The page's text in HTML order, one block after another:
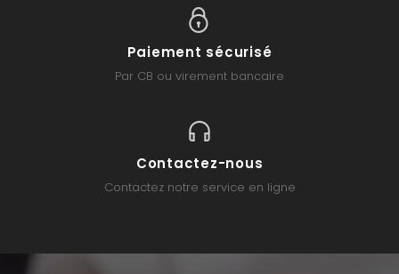
Paiement sécurisé
Par CB ou virement bancaire
Contactez-nous
Contactez notre service en ligne